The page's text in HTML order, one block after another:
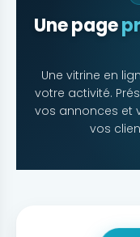
Une page
Une vitrine en
votre activité.
vos annonces et
vos